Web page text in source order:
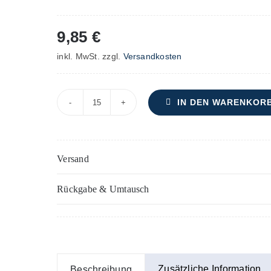
9,85€
inkl. MwSt. zzgl. Versandkosten
Schutzengel-
IN DEN
Versand
Rückgabe & Umtausch